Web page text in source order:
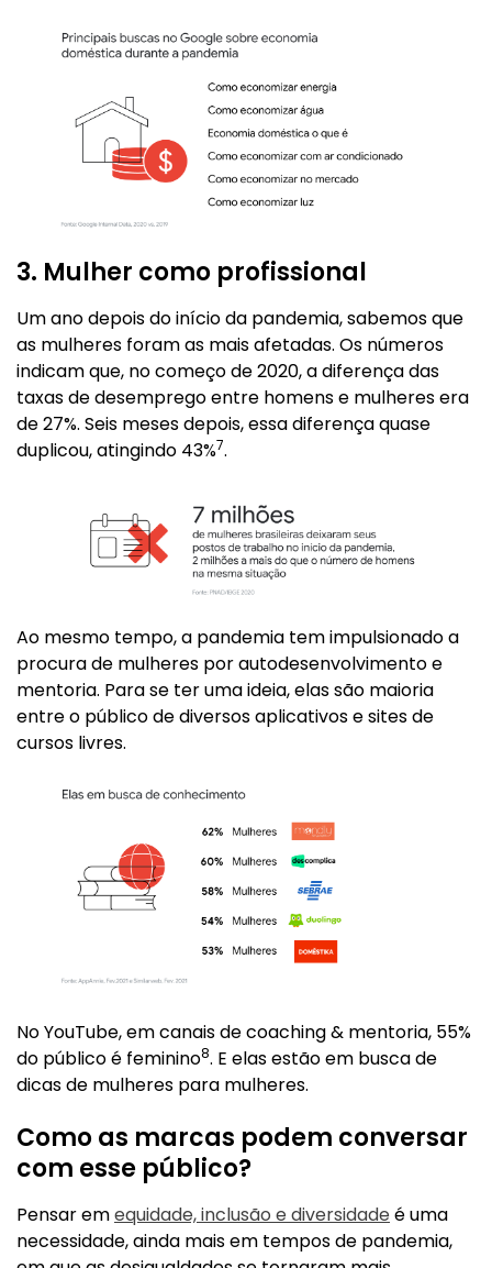
3. Mulher como profissional
Um ano depois do início da pandemia, sabemos que
as mulheres foram as mais afetadas. Os números
indicam que, no começo de 2020, a diferença das
taxas de desemprego entre homens e mulheres era
de 27%. Seis meses depois, essa diferença quase
duplicou, atingindo 43%7.
Ao mesmo tempo, a pandemia tem impulsionado a
procura de mulheres por autodesenvolvimento e
mentoria. Para se ter uma ideia, elas são maioria
entre o público de diversos aplicativos e sites de
cursos livres.
No YouTube, em canais de coaching & mentoria, 55%
do público é feminino8. E elas estão em busca de
dicas de mulheres para mulheres.
Como as marcas podem conversar
com esse público?
Pensar emequidade, inclusão e diversidadeé uma
necessidade, ainda mais em tempos de pandemia,